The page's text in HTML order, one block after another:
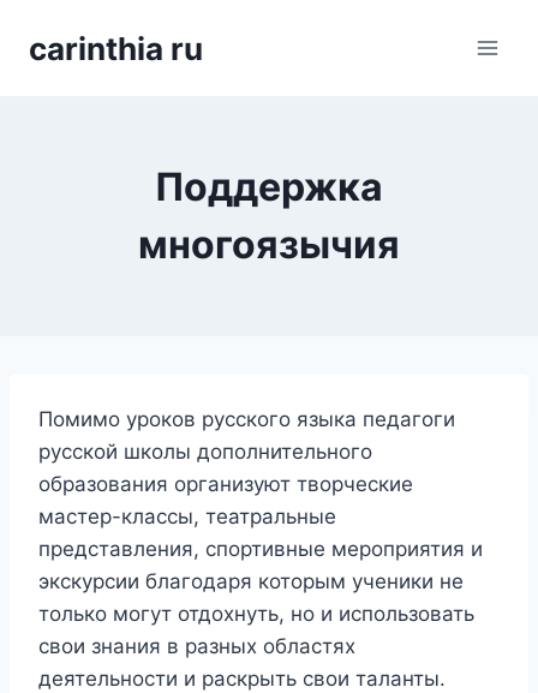
carinthia ru
Поддержка
многоязычия
Помимо уроков русского языка педагоги
русской школы дополнительного
образования организуют творческие
мастер-классы, театральные
представления, спортивные мероприятия и
экскурсии благодаря которым ученики не
только могут отдохнуть, но и использовать
свои знания в разных областях
деятельности и раскрыть свои таланты.